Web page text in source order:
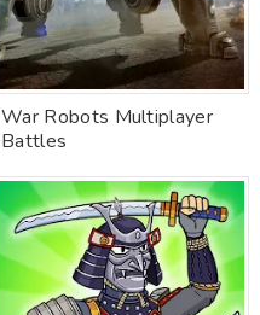
War Robots Multiplayer
Battles